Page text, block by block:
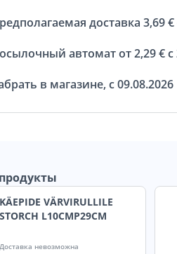
доставка 3,69
автомат от 2,29 € с
в магазине, с 09.08.2026
KÄEPIDE VÄRVIRULLILE
STORCH L10CMP29CM
Доставка невозможна